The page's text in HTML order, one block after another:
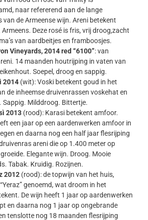
naar refererend aan de lange
van de Armeense wijn. Areni betekent
Armeens. Deze rosé is fris, vrij droog,zacht
van aardbeitjes en framboosjes.
Vineyards, 2014 red “6100”: van
14 maanden houtrijping in vaten van
Soepel, droog en sappig.
2014 (wit): Voski betekent goud in het
de inheemse druivenrassen voskehat en
Sappig. Milddroog. Bittertje.
2013 (rood): Karasi betekent amfoor.
een jaar op een aardenwerken amfoor in
en daarna nog een half jaar flesrijping
areni die op 1.400 meter op
Elegante wijn. Droog. Mooie
Tabak. Kruidig. Rozijnen.
2012 (rood): de topwijn van het huis,
genoemd, wat droom in het
De wijn heeft 1 jaar op aardenwerken
en daarna nog 1 jaar op ongebrande
tenslotte nog 18 maanden flesrijping